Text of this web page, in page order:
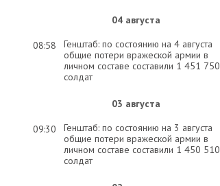
04 августа
08:58
Генштаб: по состоянию на 4 августа
общие потери вражеской армии в
личном составе составили 1 451 750
солдат
03 августа
09:30
Генштаб: по состоянию на 3 августа
общие потери вражеской армии в
личном составе составили 1 450 510
солдат